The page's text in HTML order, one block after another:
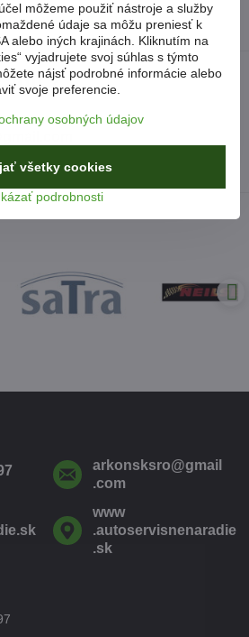
DIESEL
arkonsksro​@gmail​
.com
www​
.autoservisnenaradie​
.sk
môžeme použiť nástroje a služby
údaje sa môžu preniesť k
alebo iných krajinách. Kliknutím na
vyjadrujete svoj súhlas s týmto
nájsť podrobné informácie alebo
svoje preferencie.
osobných údajov
podrobnosti
všetky cookies